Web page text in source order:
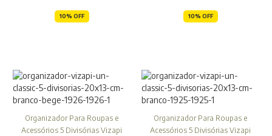
10% OFF 10% OFF
Organizador Para Roupas e
Acessórios 5 Divisórias Vizapi
Organizador Para Roupas e
Acessórios 5 Divisórias Vizapi